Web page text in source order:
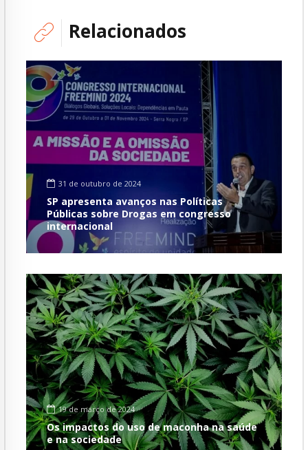
Relacionados
31 de outubro de 2024
SP apresenta avanços nas Políticas
Públicas sobre Drogas em congresso
internacional
19 de março de 2024
Os impactos do uso de maconha na saúde
e na sociedade